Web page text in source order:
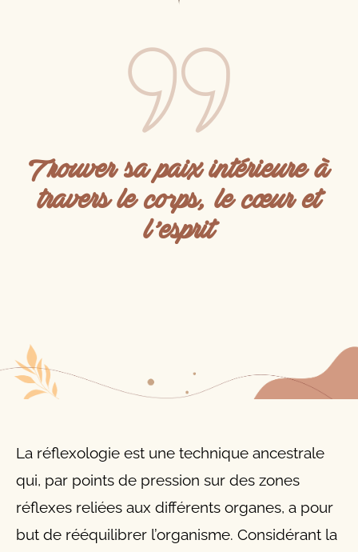
Trouver sa paix intérieure à
travers le corps, le cœur et
l’esprit
La réflexologie est une technique ancestrale
qui, par points de pression sur des zones
réflexes reliées aux différents organes, a pour
but de rééquilibrer l’organisme. Considérant la